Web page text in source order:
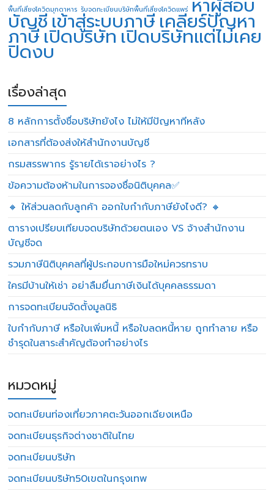
พื้นที่เสี่ยงโควิดมุกดาหาร รับจดทะเบียนบริษัทพื้นที่เสี่ยงโควิดแพร่ หาผู้สอบ
บัญชี เข้าสู่ระบบภาษี เคลียร์ปัญหา
ภาษีเปิดบริษัทเปิดบริษัทแต่ไม่เคย
ปิดงบ
เรื่องล่าสุด
8 หลักการตั้งชื่อบริษัทยังไง ไม่ให้มีปัญหาทีหลัง
เอกสารที่ต้องส่งให้สำนักงานบัญชี
กรมสรรพากร รู้รายได้เราอย่างไร ?
ข้อความต้องห้ามในการจองชื่อนิติบุคคล✅
🔸 ให้ส่วนลดกับลูกค้า ออกใบกำกับภาษียังไงดี? 🔸
ตารางเปรียบเทียบจดบริษัทด้วยตนเอง VS จ้างสำนักงาน
บัญชีจด
รวมภาษีนิติบุคคลที่ผู้ประกอบการมือใหม่ควรทราบ
ใครมีบ้านให้เช่า อย่าลืมยื่นภาษีเงินได้บุคคลธรรมดา
การจดทะเบียนจัดตั้งมูลนิธิ
ใบกำกับภาษี หรือใบเพิ่มหนี้ หรือใบลดหนี้หาย ถูกทำลาย หรือ
ชำรุดในสาระสำคัญต้องทำอย่างไร
หมวดหมู่
จดทะเบียนท่องเที่ยวภาคตะวันออกเฉียงเหนือ
จดทะเบียนธุรกิจต่างชาติในไทย
จดทะเบียนบริษัท
จดทะเบียนบริษัท50เขตในกรุงเทพ